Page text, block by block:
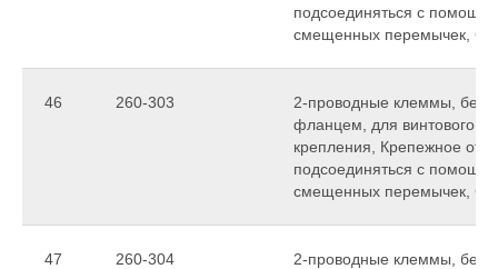
подсоединяться с
смещенных перемычек,
46 260-303
2-проводные клеммы, без
фланцем, для винтового
крепления, Крепежное
подсоединяться с
смещенных перемычек,
47 260-304
2-проводные клеммы, без